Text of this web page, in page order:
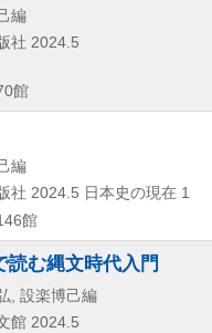
編
社 2024.5
館
編
社 2024.5 日本史の現在 1
館
読む縄文時代入門
, 設楽博己編
館 2024.5